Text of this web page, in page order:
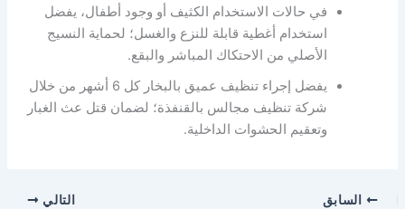
في حالات الاستخدام الكثيف أو وجود أطفال، يفضل
استخدام أغطية قابلة للنزع والغسل؛ لحماية النسيج
الأصلي من الاحتكاك المباشر والبقع.
يفضل إجراء تنظيف عميق بالبخار كل 6 أشهر من خلال
شركة تنظيف مجالس بالقنفذة؛ لضمان قتل عث الغبار
وتعقيم الحشوات الداخلية.
السابق التالي